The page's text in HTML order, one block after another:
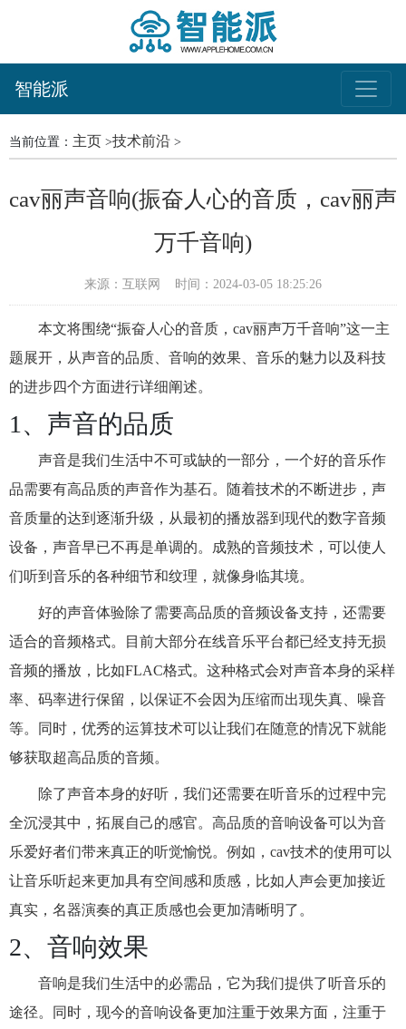
智能派
当前位置： 主页 >技术前沿 >
cav丽声音响(振奋人心的音质，cav丽声
万千音响)
来源：互联网 时间：2024-03-05 18:25:26
本文将围绕“振奋人心的音质，cav丽声万千音响”这一主
题展开，从声音的品质、音响的效果、音乐的魅力以及科技
的进步四个方面进行详细阐述。
1、声音的品质
声音是我们生活中不可或缺的一部分，一个好的音乐作
品需要有高品质的声音作为基石。随着技术的不断进步，声
音质量的达到逐渐升级，从最初的播放器到现代的数字音频
设备，声音早已不再是单调的。成熟的音频技术，可以使人
们听到音乐的各种细节和纹理，就像身临其境。
好的声音体验除了需要高品质的音频设备支持，还需要
适合的音频格式。目前大部分在线音乐平台都已经支持无损
音频的播放，比如FLAC格式。这种格式会对声音本身的采样
率、码率进行保留，以保证不会因为压缩而出现失真、噪音
等。同时，优秀的运算技术可以让我们在随意的情况下就能
够获取超高品质的音频。
除了声音本身的好听，我们还需要在听音乐的过程中完
全沉浸其中，拓展自己的感官。高品质的音响设备可以为音
乐爱好者们带来真正的听觉愉悦。例如，cav技术的使用可以
让音乐听起来更加具有空间感和质感，比如人声会更加接近
真实，名器演奏的真正质感也会更加清晰明了。
2、音响效果
音响是我们生活中的必需品，它为我们提供了听音乐的
途径。同时，现今的音响设备更加注重于效果方面，注重于